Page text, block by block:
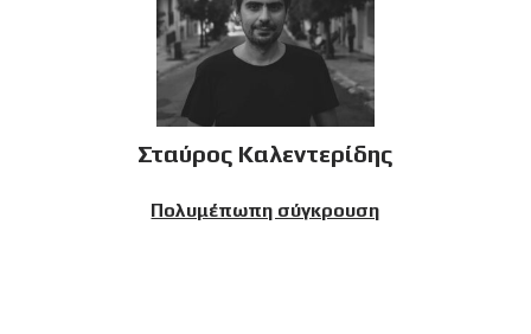
Σταύρος Καλεντερίδης
Πολυμέπωπη σύγκρουση